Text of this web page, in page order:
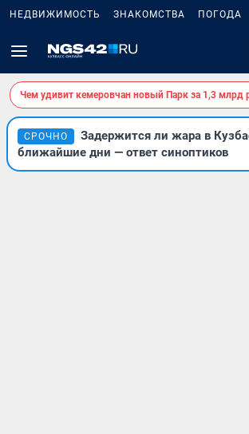
НЕДВИЖИМОСТЬ ЗНАКОМСТВА ПОГОДА
Чем удивит кемеровчан новый Парк за 1,3 млрд
СРОЧНО
Задержится ли жара в
ближайшие дни — ответ синоптиков